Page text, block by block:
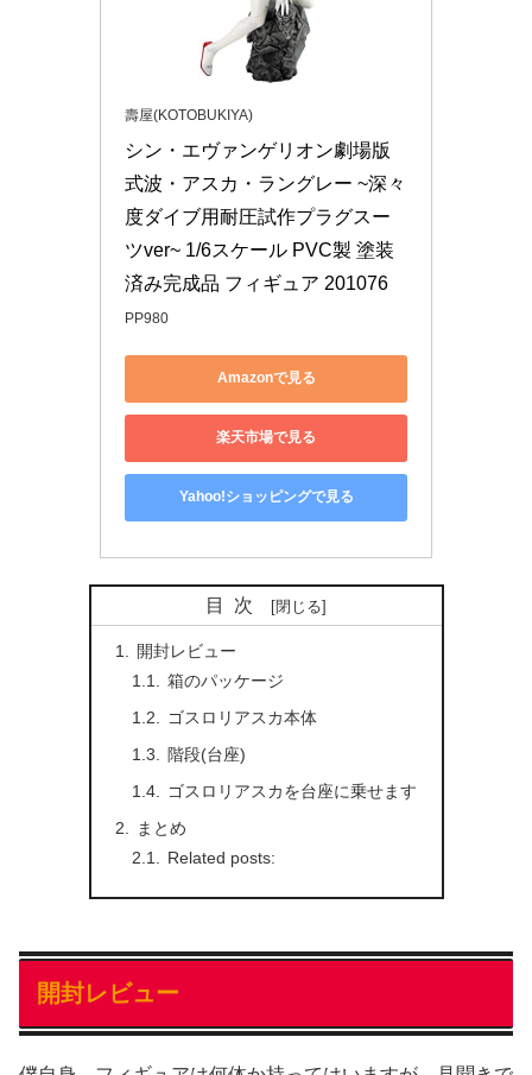
壽屋(KOTOBUKIYA)
シン・エヴァンゲリオン劇場版
式波・アスカ・ラングレー ~深々
度ダイブ用耐圧試作プラグスー
ツver~ 1/6スケール PVC製 塗装
済み完成品 フィギュア 201076
PP980
Amazonで見る
楽天市場で見る
Yahoo!ショッピングで見る
目次
開封レビュー
箱のパッケージ
ゴスロリアスカ本体
階段(台座)
ゴスロリアスカを台座に乗せます
まとめ
Related posts:
開封レビュー